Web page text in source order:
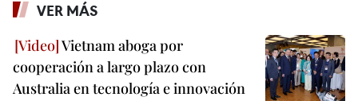
VER MÁS
Vietnam aboga por
cooperación a largo plazo con
Australia en tecnología e innovación